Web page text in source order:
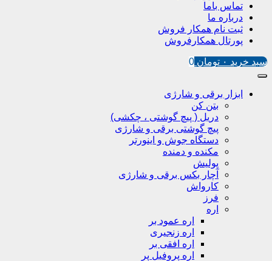
تماس باما
درباره ما
ثبت نام همکار فروش
پورتال همکارفروش
سبد خرید ۰ تومان 0
ابزار برقی و شارژی
بتن کن
دریل ( پیچ گوشتی ، چکشی)
پیچ گوشتی برقی و شارژی
دستگاه جوش و اینورتر
مکنده و دمنده
پولیش
آچار بکس برقی و شارژی
کارواش
فرز
اره
اره عمود بر
اره زنجیری
اره افقی بر
اره پروفیل پر